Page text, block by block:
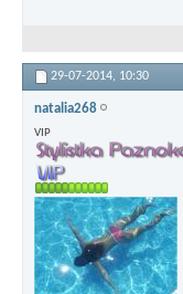
29-07-2014, 10:30
natalia268
VIP